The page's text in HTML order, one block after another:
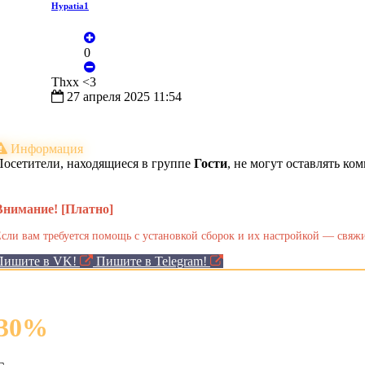
Hypatia1
0
Thxx <3
27 апреля 2025 11:54
Информация
находящиеся в группе Гости, не могут оставлять
[Платно]
вам требуется помощь с установкой сборок и их настройкой —
в VK! Пишите в Telegram!
%